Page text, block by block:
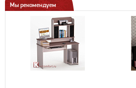
Мы рекомендуем